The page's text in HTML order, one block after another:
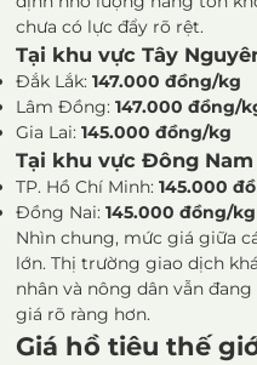
chưa có lực đẩy rõ rệt.
Tại khu vực Tây
Đắk Lắk:147.000 đồng/kg
Lâm Đồng:147.000 đồng/
Gia Lai:145.000 đồng/kg
Tại khu vực Đông
TP. Hồ Chí Minh:145.000
Đồng Nai:145.000 đồng/kg
Nhìn chung, mức giá giữa
lớn. Thị trường giao dịch
nhân và nông dân vẫn
giá rõ ràng hơn.
Giá hồ tiêu thế